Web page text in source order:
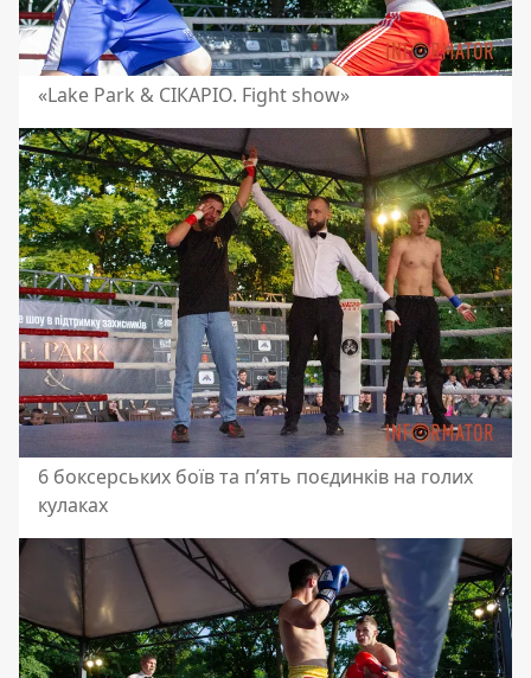
«Lake Park & СІКАРІО. Fight show»
6 боксерських боїв та п’ять поєдинків на голих
кулаках